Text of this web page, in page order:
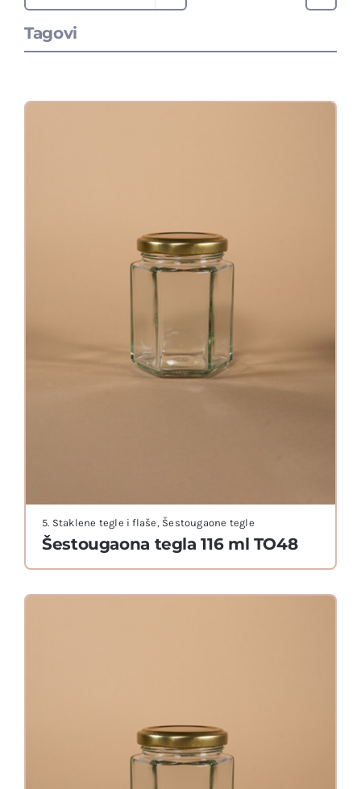
Tagovi
Šestougaona tegla 116 ml TO48
5. Staklene tegle i flaše, Šestougaone tegle